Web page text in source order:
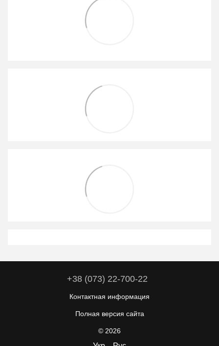
+38 (073) 22-700-22
Контактная информация
Полная версия сайта
© 2026